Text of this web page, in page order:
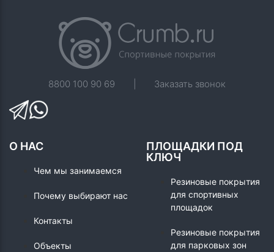
8800 100 90 69 Заказать звонок
О НАС
Чем мы занимаемся
Почему выбирают нас
Контакты
Объекты
ПЛОЩАДКИ ПОД
КЛЮЧ
Резиновые покрытия
для спортивных
площадок
Резиновые покрытия
для парковых зон